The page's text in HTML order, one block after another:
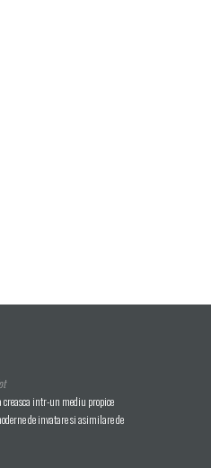
creasca intr-un mediu propice
de invatare si asimilare de